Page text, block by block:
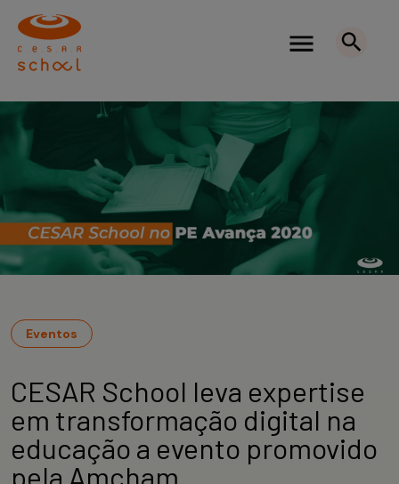
Eventos
CESAR School leva expertise
em transformação digital na
educação a evento promovido
pela Amcham